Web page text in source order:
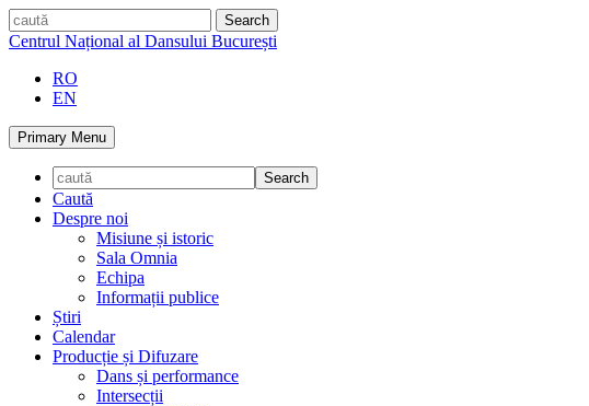
Skip
to
caută
Centrul Național al Dansului București
RO
EN
Primary Menu
Caută
Despre noi
Misiune și istoric
Sala Omnia
Echipa
Informații publice
Știri
Calendar
Producție și Difuzare
Dans și performance
Intersecții